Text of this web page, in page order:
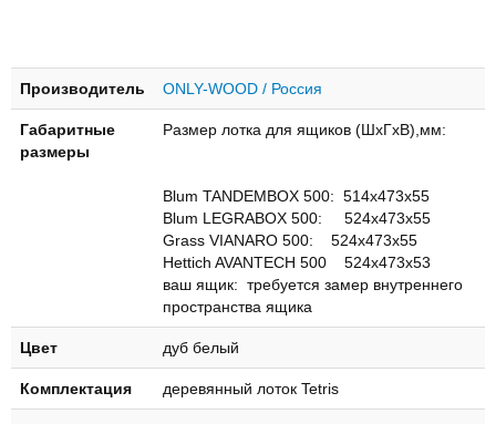
Производитель ONLY-WOOD / Россия
Габаритные
размеры
Размер лотка для ящиков (ШхГхВ),мм:
Blum TANDEMBOX 500: 514х473х55
Blum LEGRABOX 500: 524х473х55
Grass VIANARO 500: 524х473х55
Hettich AVANTECH 500 524х473х53
ваш ящик: требуется замер внутреннего
пространства ящика
Цвет дуб белый
Комплектация деревянный лоток Tetris